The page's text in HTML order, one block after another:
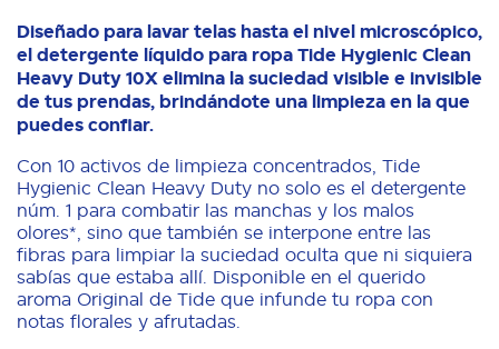
Diseñado para lavar telas hasta el nivel microscópico,
el detergente líquido para ropa Tide Hygienic Clean
Heavy Duty 10X elimina la suciedad visible e invisible
de tus prendas, brindándote una limpieza en la que
puedes confiar.
Con 10 activos de limpieza concentrados, Tide
Hygienic Clean Heavy Duty no solo es el detergente
núm. 1 para combatir las manchas y los malos
olores*, sino que también se interpone entre las
fibras para limpiar la suciedad oculta que ni siquiera
sabías que estaba allí. Disponible en el querido
aroma Original de Tide que infunde tu ropa con
notas florales y afrutadas.